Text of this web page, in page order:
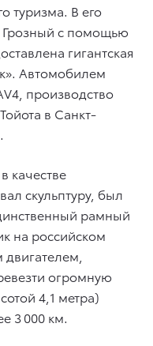
туризма. В его
Грозный с помощью
гигантская
Автомобилем
производство
в Санкт-
качестве
скульптуру, был
рамный
на российском
огромную
4,1 метра)
3 000 км.